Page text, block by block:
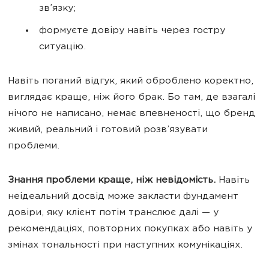
зв’язку;
формуєте довіру навіть через гостру
ситуацію.
Навіть поганий відгук, який оброблено коректно,
виглядає краще, ніж його брак. Бо там, де взагалі
нічого не написано, немає впевненості, що бренд
живий, реальний і готовий розв’язувати
проблеми.
Знання проблеми краще, ніж невідомість. Навіть
неідеальний досвід може закласти фундамент
довіри, яку клієнт потім транслює далі — у
рекомендаціях, повторних покупках або навіть у
змінах тональності при наступних комунікаціях.